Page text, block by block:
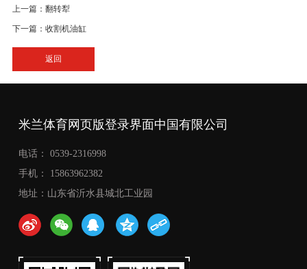
上一篇：翻转犁
下一篇：收割机油缸
返回
米兰体育网页版登录界面中国有限公司
电话： 0539-2316998
手机： 15863962382
地址：山东省沂水县城北工业园